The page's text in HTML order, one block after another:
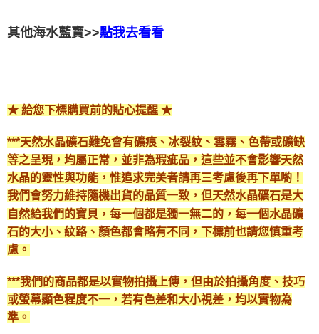
其他海水藍寶>>點我去看看
★ 給您下標購買前的貼心提醒 ★
***天然水晶礦石難免會有礦痕、冰裂紋、雲霧、色帶或礦缺
等之呈現，均屬正常，並非為瑕疵品，這些並不會影響天然
水晶的靈性與功能，惟追求完美者請再三考慮後再下單喲！
我們會努力維持隨機出貨的品質一致，但天然水晶礦石是大
自然給我們的寶貝，每一個都是獨一無二的，每一個水晶礦
石的大小、紋路、顏色都會略有不同，下標前也請您慎重考
慮。
***我們的商品都是以實物拍攝上傳，但由於拍攝角度、技巧
或螢幕顯色程度不一，若有色差和大小視差，均以實物為
準。